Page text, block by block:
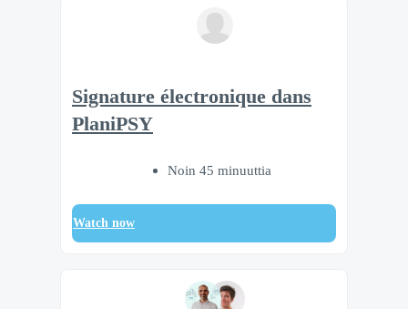
Signature électronique dans
PlaniPSY
Noin 45 minuuttia
Watch now